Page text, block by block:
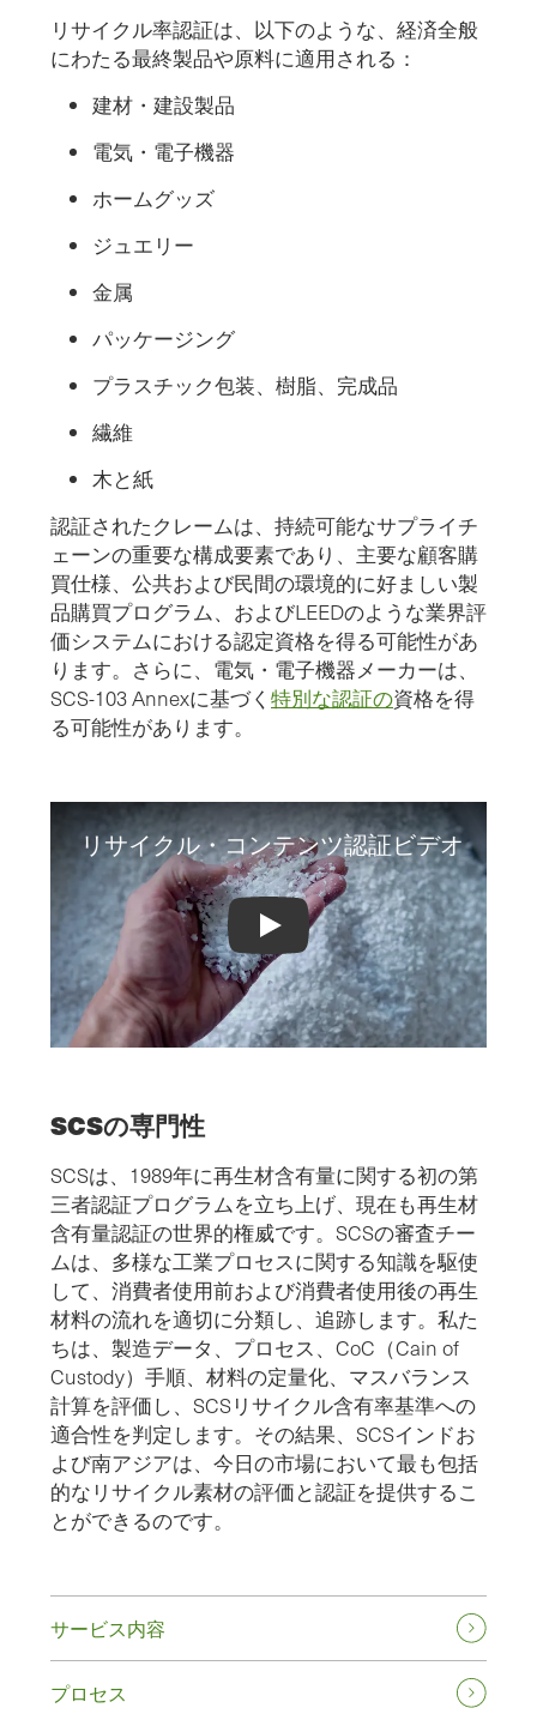
リサイクル率認証は、以下のような、経済全般
にわたる最終製品や原料に適用される：
建材・建設製品
電気・電子機器
ホームグッズ
ジュエリー
金属
パッケージング
プラスチック包装、樹脂、完成品
繊維
木と紙
認証されたクレームは、持続可能なサプライチ
ェーンの重要な構成要素であり、主要な顧客購
買仕様、公共および民間の環境的に好ましい製
品購買プログラム、およびLEEDのような業界評
価システムにおける認定資格を得る可能性があ
ります。さらに、電気・電子機器メーカーは、
SCS-103 Annexに基づく 特別な認証の資格を得
る可能性があります。
リサイクル・コンテンツ認証ビデオ
Recycled Content Certification Video
SCSの専門性
SCSは、1989年に再生材含有量に関する初の第
三者認証プログラムを立ち上げ、現在も再生材
含有量認証の世界的権威です。SCSの審査チー
ムは、多様な工業プロセスに関する知識を駆使
して、消費者使用前および消費者使用後の再生
材料の流れを適切に分類し、追跡します。私た
ちは、製造データ、プロセス、CoC（Cain of
Custody）手順、材料の定量化、マスバランス
計算を評価し、SCSリサイクル含有率基準への
適合性を判定します。その結果、SCSインドお
よび南アジアは、今日の市場において最も包括
的なリサイクル素材の評価と認証を提供するこ
とができるのです。
サービス内容
プロセス